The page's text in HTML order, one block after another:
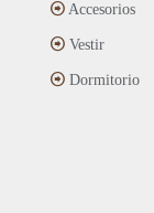
Accesorios
Vestir
Dormitorio